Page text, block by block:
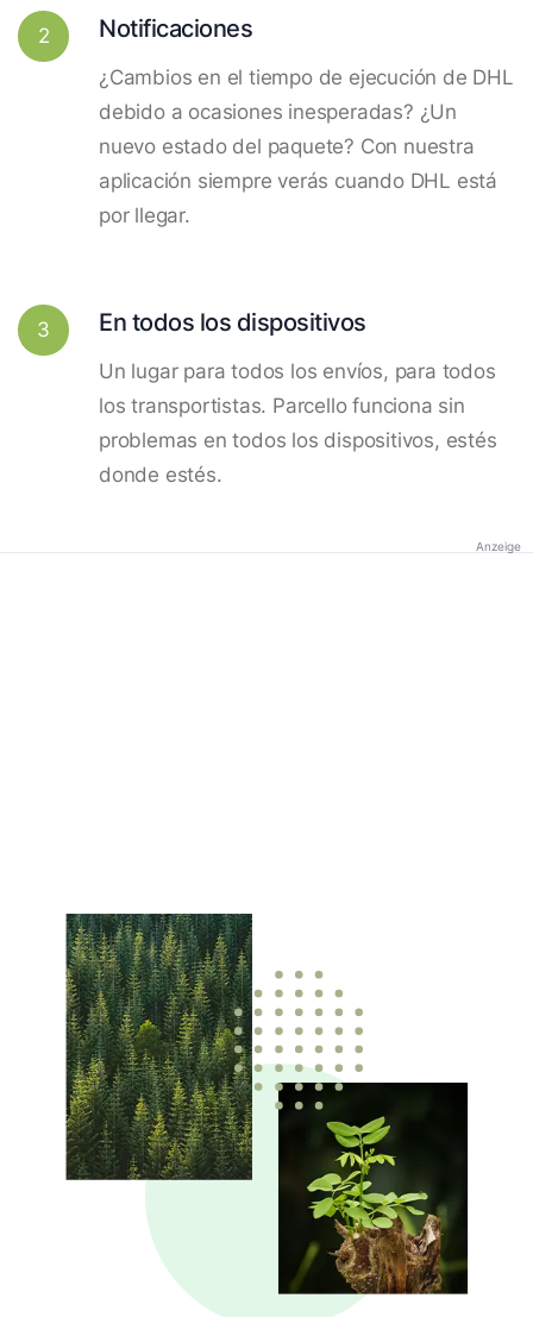
2 Notificaciones
¿Cambios en el tiempo de ejecución de DHL
debido a ocasiones inesperadas? ¿Un
nuevo estado del paquete? Con nuestra
aplicación siempre verás cuando DHL está
por llegar.
3 En todos los dispositivos
Un lugar para todos los envíos, para todos
los transportistas. Parcello funciona sin
problemas en todos los dispositivos, estés
donde estés.
Anzeige